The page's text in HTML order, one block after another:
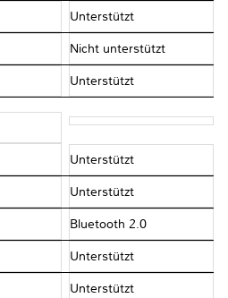
Unterstützt
Nicht unterstützt
Unterstützt
Unterstützt
Unterstützt
Bluetooth 2.0
Unterstützt
Unterstützt